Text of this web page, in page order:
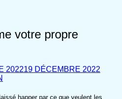
votre propre
202219 DÉCEMBRE 2022
happer par ce que veulent les